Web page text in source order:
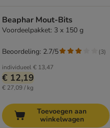
Beaphar Mout-Bits
Voordeelpakket: 3 x 150 g
individueel€ 13,47
€ 12,19
€ 27,09 / kg
Beoordeling: 2.7/5 (3)
Toevoegen aan
winkelwagen